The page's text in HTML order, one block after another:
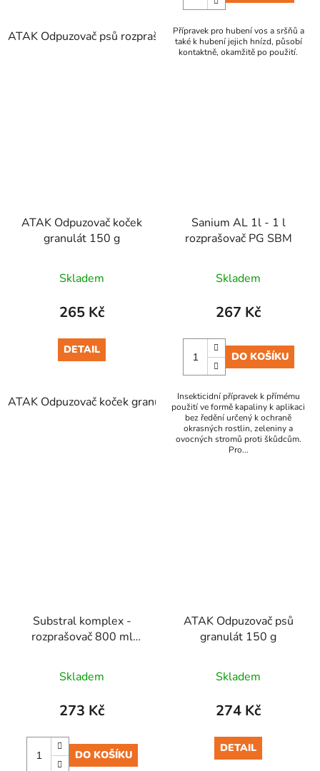
ATAK Odpuzovač psů rozprašovač 500 ml/RPřípravek pro hubení vos a sršňů a
také k hubení jejich hnízd, působí
kontaktně, okamžitě po použití.
ATAK Odpuzovač koček
granulát 150 g
Skladem
265 Kč
DETAIL
ATAK Odpuzovač koček granulát 150 g
Sanium AL 1l - 1 l
rozprašovač PG SBM
Skladem
267 Kč
DO KOŠÍKU
Insekticidní přípravek k přímému
použití ve formě kapaliny k aplikaci
bez ředění určený k ochraně
okrasných rostlin, zeleniny a
ovocných stromů proti škůdcům.
Pro...
Substral komplex -
rozprašovač 800 ml
Skladem
273 Kč
DO KOŠÍKU
ATAK Odpuzovač psů
granulát 150 g
Skladem
274 Kč
DETAIL